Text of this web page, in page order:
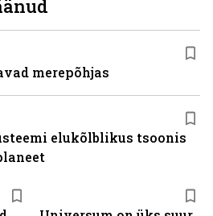
merepõhjas
elukõlblikus tsoonis